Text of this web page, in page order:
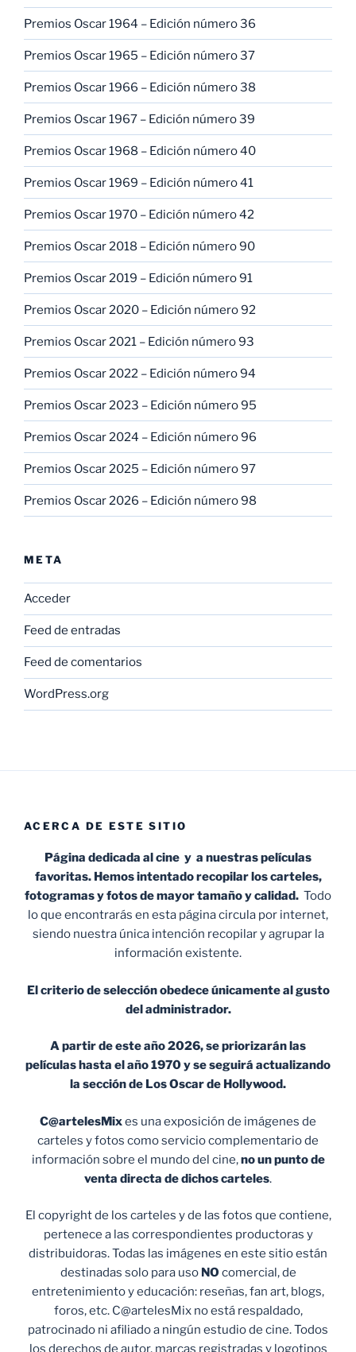
Premios Oscar 1964 – Edición número 36
Premios Oscar 1965 – Edición número 37
Premios Oscar 1966 – Edición número 38
Premios Oscar 1967 – Edición número 39
Premios Oscar 1968 – Edición número 40
Premios Oscar 1969 – Edición número 41
Premios Oscar 1970 – Edición número 42
Premios Oscar 2018 – Edición número 90
Premios Oscar 2019 – Edición número 91
Premios Oscar 2020 – Edición número 92
Premios Oscar 2021 – Edición número 93
Premios Oscar 2022 – Edición número 94
Premios Oscar 2023 – Edición número 95
Premios Oscar 2024 – Edición número 96
Premios Oscar 2025 – Edición número 97
Premios Oscar 2026 – Edición número 98
META
Acceder
Feed de entradas
Feed de comentarios
WordPress.org
ACERCA DE ESTE SITIO
Página dedicada al cine y a nuestras películas
favoritas. Hemos intentado recopilar los carteles,
fotogramas y fotos de mayor tamaño y calidad. Todo
lo que encontrarás en esta página circula por internet,
siendo nuestra única intención recopilar y agrupar la
información existente.
El criterio de selección obedece únicamente al gusto
del administrador.
A partir de este año 2026, se priorizarán las
películas hasta el año 1970 y se seguirá actualizando
la sección de Los Oscar de Hollywood.
C@artelesMixes una exposición de imágenes de
carteles y fotos como servicio complementario de
información sobre el mundo del cine,no un punto de
venta directa de dichos carteles.
El copyright de los carteles y de las fotos que contiene,
pertenece a las correspondientes productoras y
distribuidoras. Todas las imágenes en este sitio están
destinadas solo para uso NO comercial, de
entretenimiento y educación: reseñas, fan art, blogs,
foros, etc. C@artelesMix no está respaldado,
patrocinado ni afiliado a ningún estudio de cine. Todos
los derechos de autor, marcas registradas y logotipos